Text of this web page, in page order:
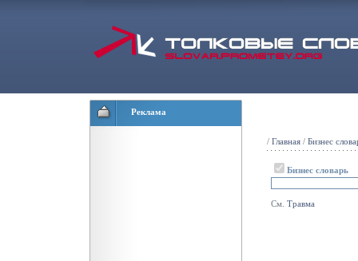
Реклама
/ Главная / Бизнес
Бизнес словарь
См. Травма